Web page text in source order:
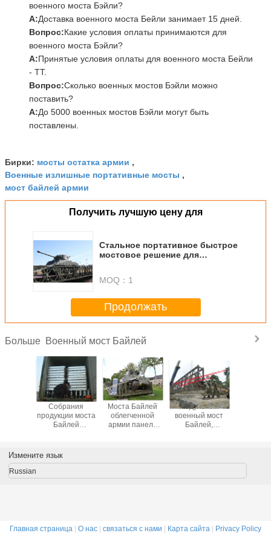
военного моста Бэйли?
А:Доставка военного моста Бейли занимает 15 дней.
Вопрос:Какие условия оплаты принимаются для
военного моста Бэйли?
А:Принятые условия оплаты для военного моста Бейли
- TT.
Вопрос:Сколько военных мостов Бэйли можно
поставить?
А:До 5000 военных мостов Бэйли могут быть
поставлены.
Бирки: мосты остатка армии ,
Военные излишные портативные мосты ,
мост байлей армии
Получить лучшую цену для
Стальное портативное быстрое
мостовое решение для
MOQ： 1
Продолжать
Больше Военный мост Байлей
Собрания
продукции моста
Байлей
время военного
гражданское
Моста Байлей
облегченной
армии панель
стальной
Модульный
военный мост
Байлей,
спасения мостов
аварийная
Измените язык
Russian
Главная страница | О нас | связаться с нами | Карта сайта | Privacy Policy